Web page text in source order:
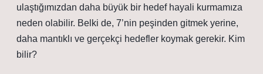
ulaştığımızdan daha büyük bir hedef hayali kurmamıza
neden olabilir. Belki de, 7’nin peşinden gitmek yerine,
daha mantıklı ve gerçekçi hedefler koymak gerekir. Kim
bilir?